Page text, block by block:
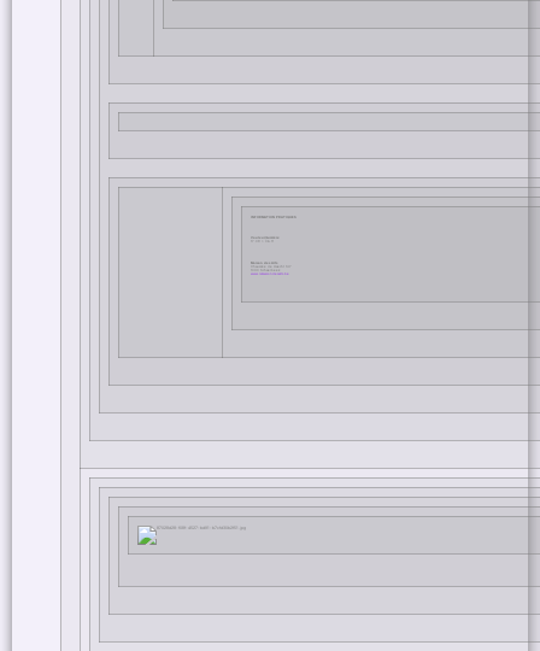
INFORMATION PRATIQUES
Couleur/Lumière
17.09 > 06.11
Maison des Arts
Chaussée de Haecht 147
1030 Schaerbeek
www.lamaisondesarts.be